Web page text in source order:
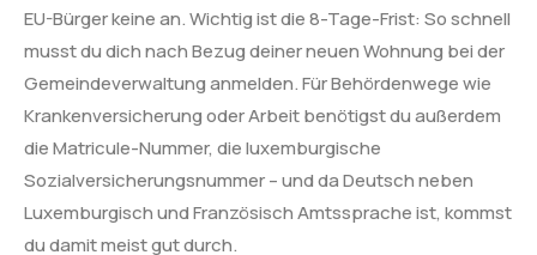
EU-Bürger keine an. Wichtig ist die 8-Tage-Frist: So schnell
musst du dich nach Bezug deiner neuen Wohnung bei der
Gemeindeverwaltung anmelden. Für Behördenwege wie
Krankenversicherung oder Arbeit benötigst du außerdem
die Matricule-Nummer, die luxemburgische
Sozialversicherungsnummer – und da Deutsch neben
Luxemburgisch und Französisch Amtssprache ist, kommst
du damit meist gut durch.